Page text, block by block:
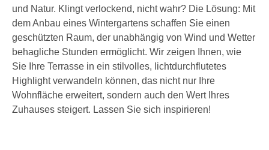
und Natur. Klingt verlockend, nicht wahr? Die Lösung: Mit
dem Anbau eines Wintergartens schaffen Sie einen
geschützten Raum, der unabhängig von Wind und Wetter
behagliche Stunden ermöglicht. Wir zeigen Ihnen, wie
Sie Ihre Terrasse in ein stilvolles, lichtdurchflutetes
Highlight verwandeln können, das nicht nur Ihre
Wohnfläche erweitert, sondern auch den Wert Ihres
Zuhauses steigert. Lassen Sie sich inspirieren!